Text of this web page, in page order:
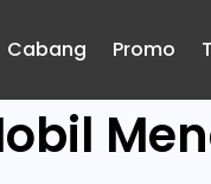
Cabang Promo